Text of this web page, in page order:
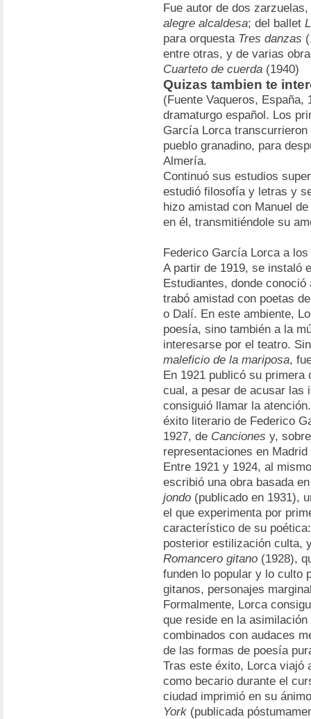
Fue autor de dos zarzuelas,
alegre alcaldesa; del ballet
para orquesta Tres danzas
entre otras, y de varias
Cuarteto de cuerda (1940)
Quizas tambien te
(Fuente Vaqueros,
dramaturgo español. Los
García Lorca
pueblo granadino, para
Almería.
Continuó sus estudios
estudió filosofía y letras y
hizo amistad con Manuel
en él, transmitiéndole su
Federico García Lorca a los
A partir de 1919, se instaló
Estudiantes, donde
trabó amistad con poetas
o Dalí. En este ambiente,
poesía, sino también a la
interesarse por el teatro.
maleficio de la mariposa,
En 1921 publicó su
cual, a pesar de acusar las
consiguió llamar la
éxito literario de Federico
1927, de Canciones y,
representaciones en
Entre 1921 y 1924, al
escribió una obra basada
jondo (publicado en 1931),
el que experimenta por
característico de su
posterior estilización culta,
Romancero gitano (1928),
funden lo popular y lo culto
gitanos, personajes
Formalmente, Lorca
que reside en la
combinados con audaces
de las formas de poesía
Tras este éxito, Lorca viajó
como becario durante el
ciudad imprimió en su
York (publicada